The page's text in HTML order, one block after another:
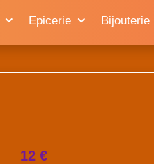
Epicerie Bijouterie
12 €